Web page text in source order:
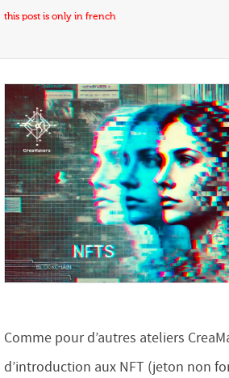
Comme pour d’autres ateliers CreaMakers, l’atelier
d’introduction aux NFT (jeton non